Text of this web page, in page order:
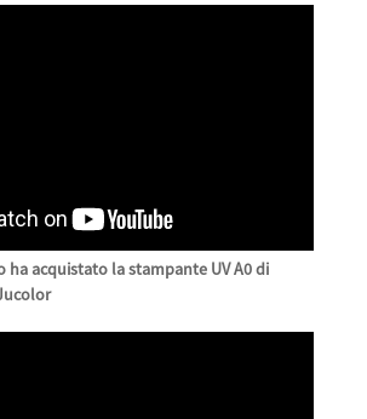
ha acquistato la stampante UV A0 di